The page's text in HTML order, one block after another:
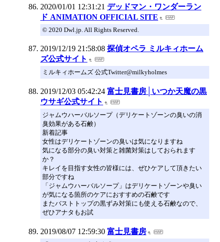
2020/01/01 12:31:21 デッドマン・ワンダーラン
ド ANIMATION OFFICIAL SITE
© 2020 Dwl.jp. All Rights Reserved.
2019/12/19 21:58:08 探偵オペラ ミルキィホーム
ズ公式サイト
ミルキィホームズ 公式Twitter@milkyholmes
2019/12/03 05:42:24 富士見書房│いつか天魔の黒
ウサギ公式サイト
ジャムウハーバルソープ（デリケートゾーンの臭いの消
臭効果がある石鹸）
新着記事
女性はデリケートゾーンの臭いは気になりますね
気になる部分の臭い対策と雑菌対策はしておられます
か？
キレイを目指す女性の皆様には、ぜひケアして頂きたい
部分ですね
「ジャムウハーバルソープ」はデリケートゾーンや臭い
が気になる箇所のケアにおすすめの石鹸です
またバストトップの黒ずみ対策にも使える石鹸なので、
ぜひアナタもお試
2019/08/07 12:59:30 富士見書房